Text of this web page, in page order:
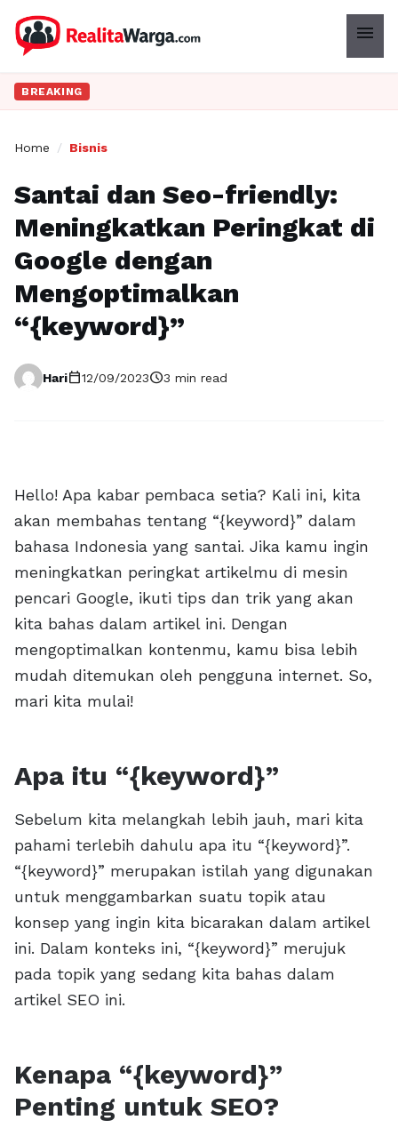
menu
BREAKING
Home / Bisnis
Santai dan Seo-friendly:
Meningkatkan Peringkat di
Google dengan
Mengoptimalkan
“{keyword}”
Haricalendar_today12/09/2023schedule3 min read
Hello! Apa kabar pembaca setia? Kali ini, kita
akan membahas tentang “{keyword}” dalam
bahasa Indonesia yang santai. Jika kamu ingin
meningkatkan peringkat artikelmu di mesin
pencari Google, ikuti tips dan trik yang akan
kita bahas dalam artikel ini. Dengan
mengoptimalkan kontenmu, kamu bisa lebih
mudah ditemukan oleh pengguna internet. So,
mari kita mulai!
Apa itu “{keyword}”
Sebelum kita melangkah lebih jauh, mari kita
pahami terlebih dahulu apa itu “{keyword}”.
“{keyword}” merupakan istilah yang digunakan
untuk menggambarkan suatu topik atau
konsep yang ingin kita bicarakan dalam artikel
ini. Dalam konteks ini, “{keyword}” merujuk
pada topik yang sedang kita bahas dalam
artikel SEO ini.
Kenapa “{keyword}”
Penting untuk SEO?